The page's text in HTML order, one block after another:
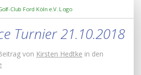
Turnier 21.10.2018
von Kirsten Hedtke in den